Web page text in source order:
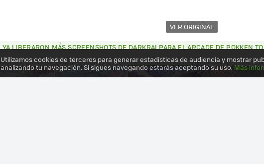
VER ORIGINAL
YA LIBERARON MÁS SCREENSHOTS DE DARKRAI PARA EL ARCADE DE POKKEN
Utilizamos cookies de terceros para generar estadísticas de audiencia y mostrar
analizando tu navegación. Si sigues navegando estarás aceptando su uso. Más